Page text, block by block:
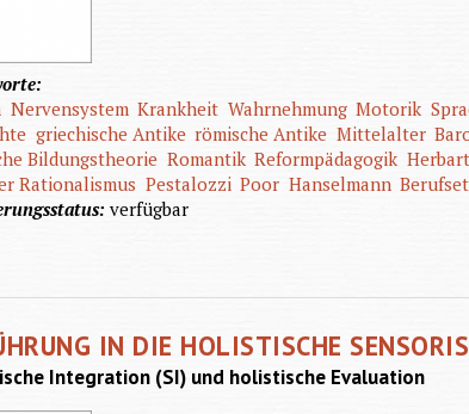
Nervensystem Krankheit Wahrnehmung Motorik
griechische Antike römische Antike Mittelalter
Bildungstheorie Romantik Reformpädagogik
Rationalismus Pestalozzi Poor Hanselmann
verfügbar
IN DIE HOLISTISCHE
Integration (SI) und holistische Evaluation